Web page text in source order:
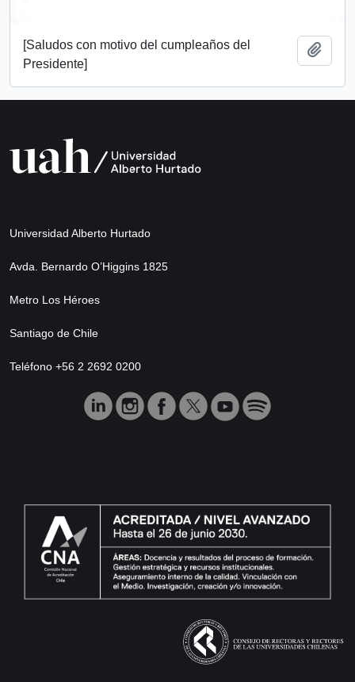
[Saludos con motivo del cumpleaños del
Presidente]
Universidad Alberto Hurtado
Avda. Bernardo O’Higgins 1825
Metro Los Héroes
Santiago de Chile
Teléfono +56 2 2692 0200